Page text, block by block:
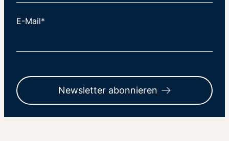
E-Mail*
Newsletter abonnieren